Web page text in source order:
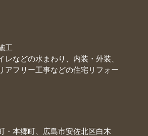
工
レなどの水まわり、内装・外装、
アフリー工事などの住宅リフォー
・本郷町、広島市安佐北区白木